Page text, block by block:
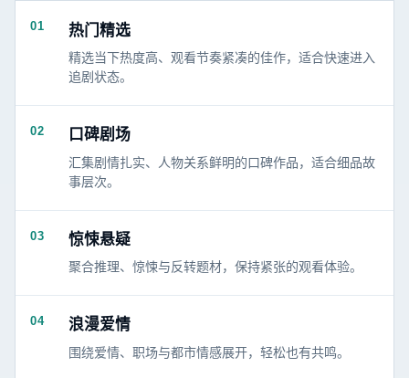
01 热门精选
精选当下热度高、观看节奏紧凑的佳作，适合快速进入
追剧状态。
02 口碑剧场
汇集剧情扎实、人物关系鲜明的口碑作品，适合细品故
事层次。
03 惊悚悬疑
聚合推理、惊悚与反转题材，保持紧张的观看体验。
04 浪漫爱情
围绕爱情、职场与都市情感展开，轻松也有共鸣。